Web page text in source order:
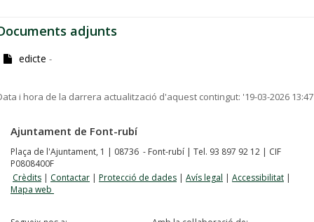
adjunts
edicte -
i hora de la darrera actualització d'aquest contingut: '19-03-2026 13:47
Ajuntament de Font-rubí
Plaça de l'Ajuntament, 1 | 08736 - Font-rubí | Tel. 93 897 92 12 | CIF
P0808400F
Crèdits | Contactar | Protecció de dades | Avís legal | Accessibilitat |
Mapa web